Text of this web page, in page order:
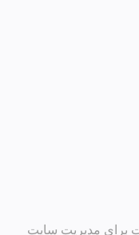
برای مدیریت سایت